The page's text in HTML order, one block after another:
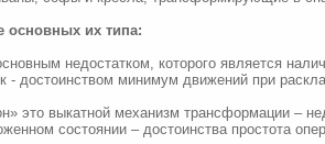
основных их типа:
недостатком, которого является
- достоинством минимум движений при
это выкатной механизм трансформации –
состоянии – достоинства простота